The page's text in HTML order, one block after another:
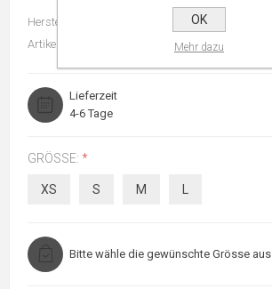
Hersteller:
Artikelnummer:
Lieferzeit
4-6 Tage
GRÖSSE: *
XS S M
Bitte wähle die gewünschte Grösse aus
OK
Mehr dazu